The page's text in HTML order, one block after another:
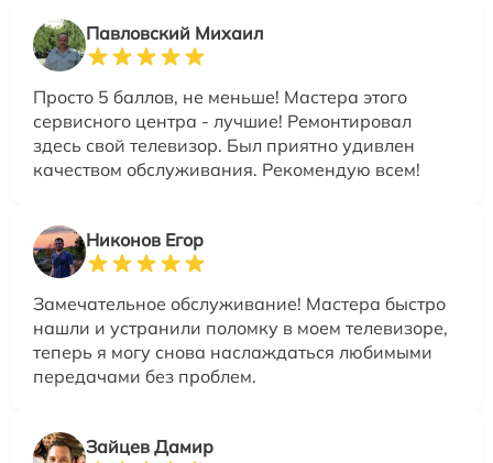
Павловский Михаил
Просто 5 баллов, не меньше! Мастера этого
сервисного центра - лучшие! Ремонтировал
здесь свой телевизор. Был приятно удивлен
качеством обслуживания. Рекомендую всем!
Никонов Егор
Замечательное обслуживание! Мастера быстро
нашли и устранили поломку в моем телевизоре,
теперь я могу снова наслаждаться любимыми
передачами без проблем.
Зайцев Дамир